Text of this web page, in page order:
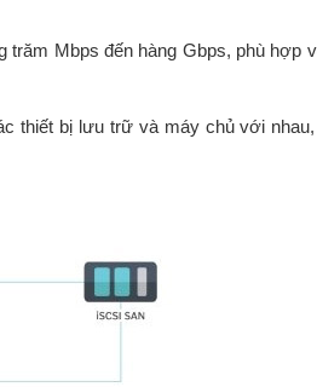
trăm Mbps đến hàng Gbps, phù hợp
thiết bị lưu trữ và máy chủ với